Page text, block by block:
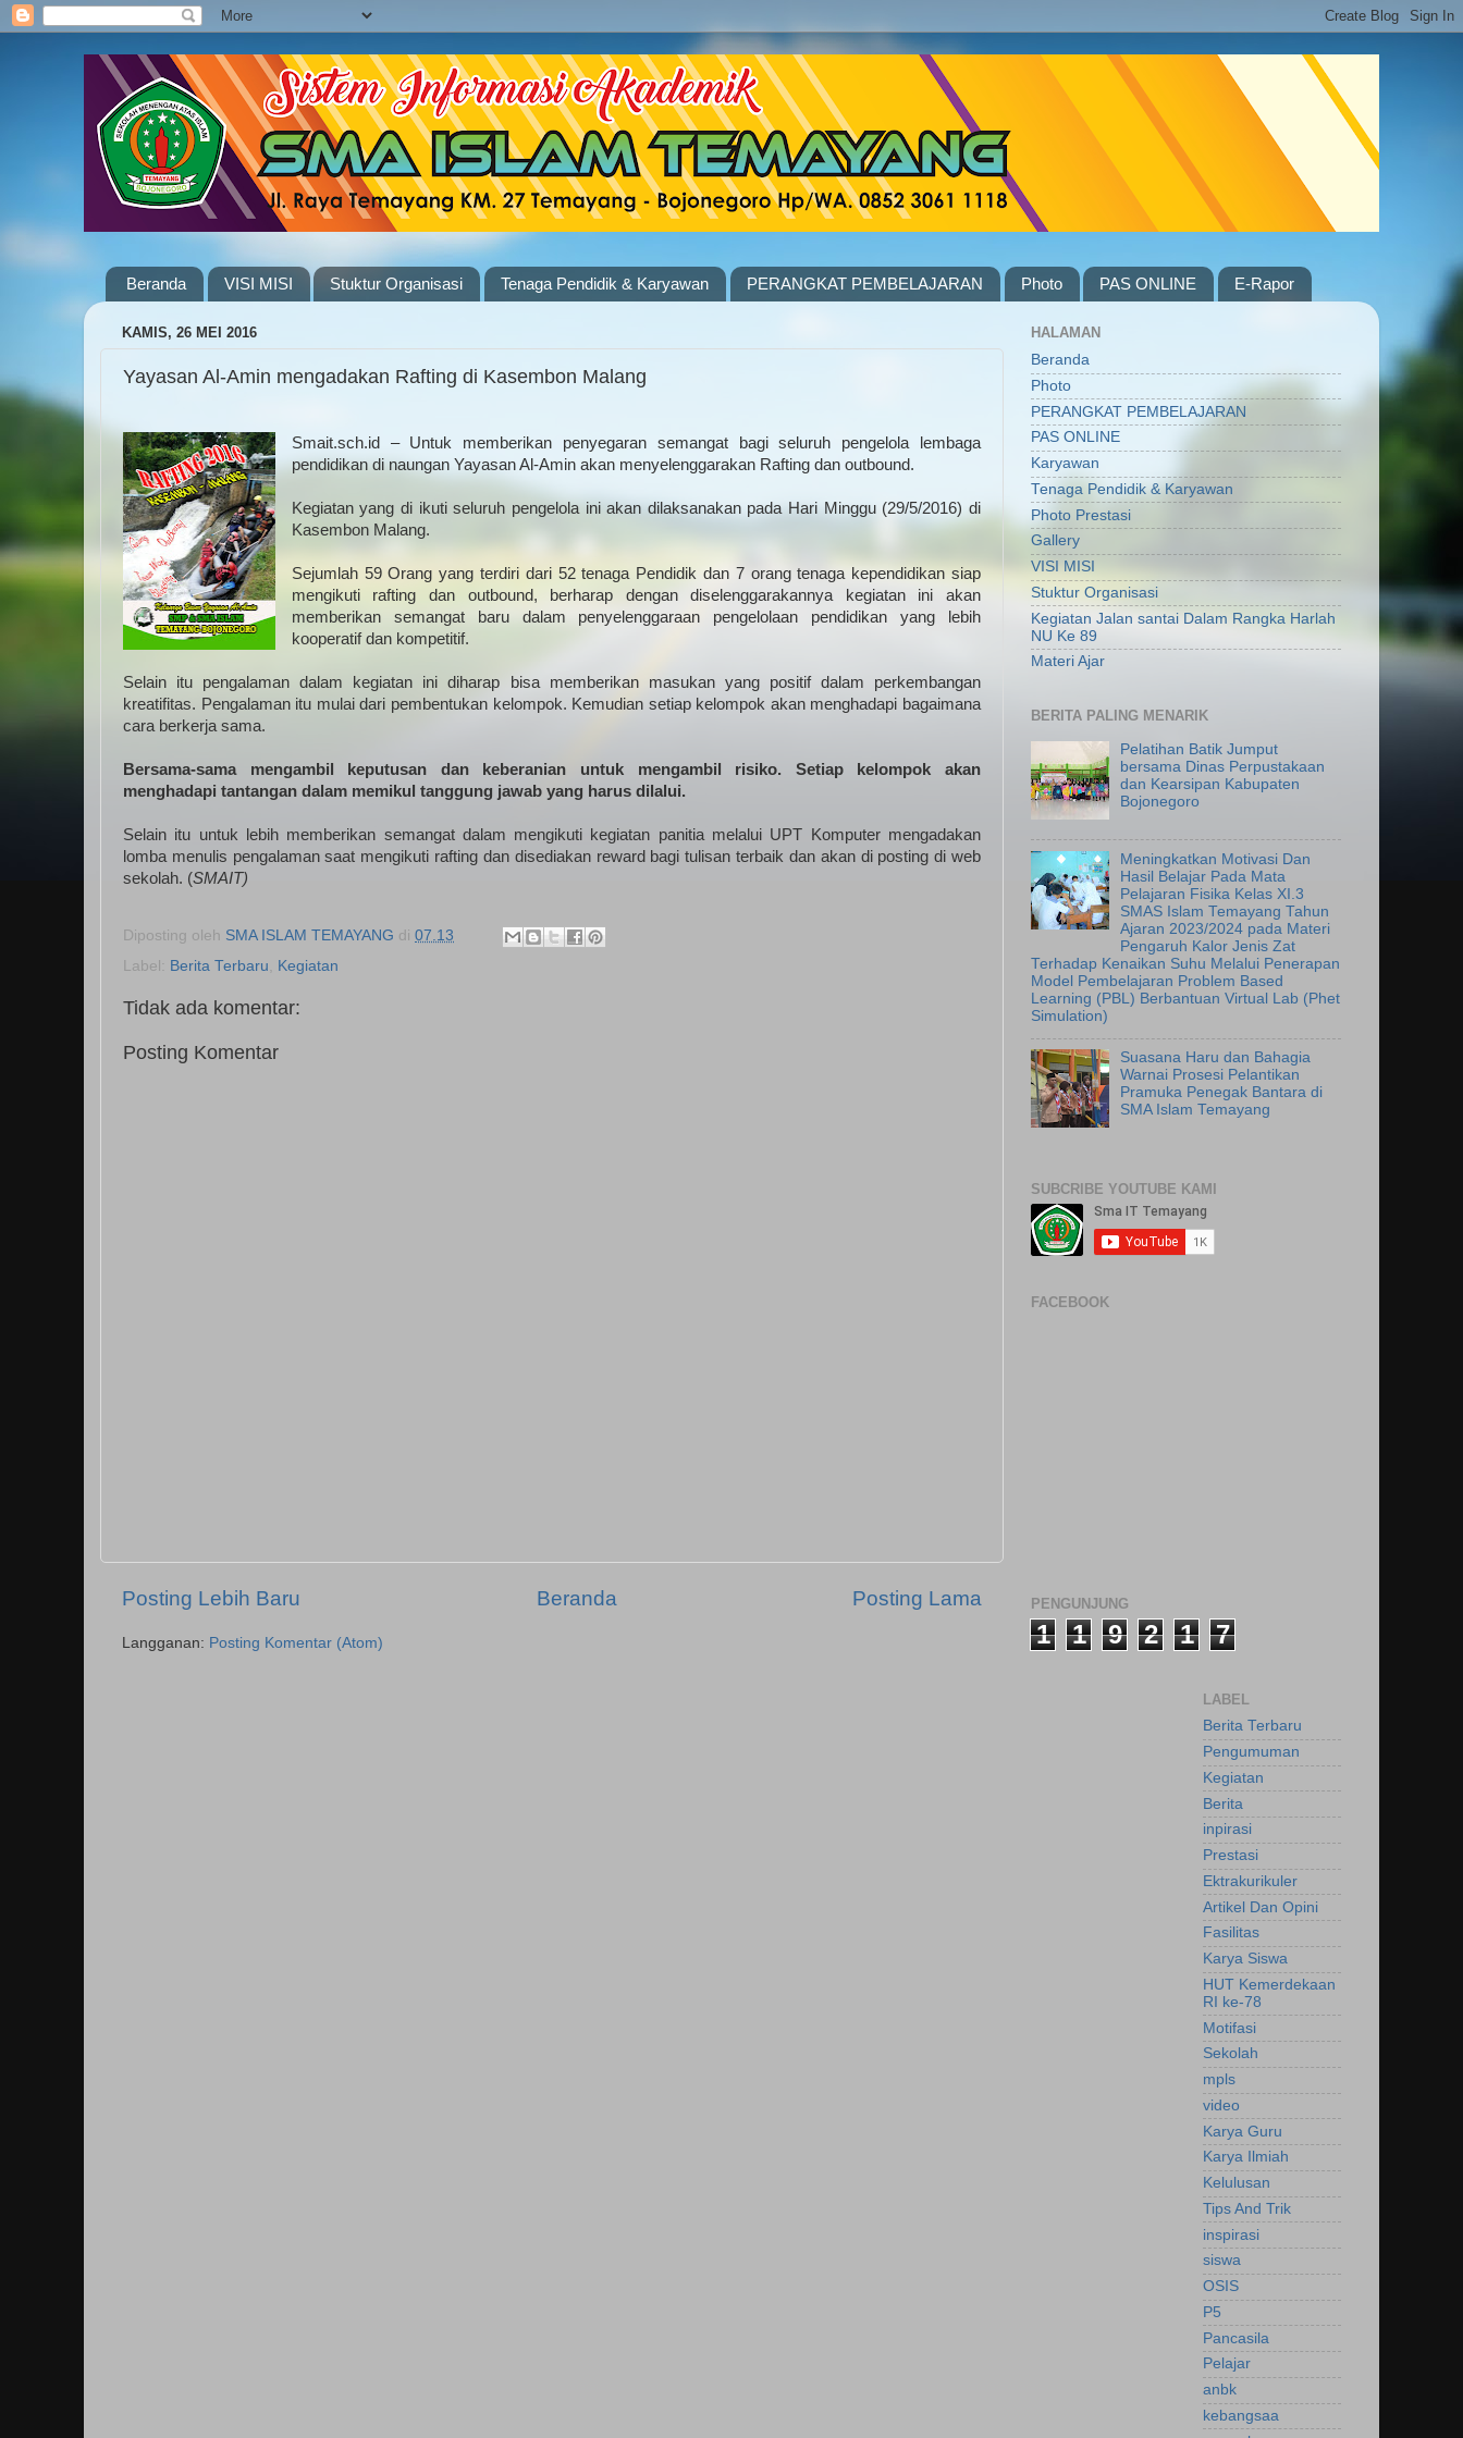
Beranda VISI MISI Stuktur Organisasi Tenaga Pendidik & Karyawan PERANGKAT PEMBELAJARAN Photo PAS ONLINE E-Rapor
KAMIS, 26 MEI 2016
Yayasan Al-Amin mengadakan Rafting di Kasembon Malang
Smait.sch.id – Untuk memberikan penyegaran semangat bagi seluruh pengelola lembaga
pendidikan di naungan Yayasan Al-Amin akan menyelenggarakan Rafting dan outbound.
Kegiatan yang di ikuti seluruh pengelola ini akan dilaksanakan pada Hari Minggu (29/5/2016) di
Kasembon Malang.
Sejumlah 59 Orang yang terdiri dari 52 tenaga Pendidik dan 7 orang tenaga kependidikan siap
mengikuti rafting dan outbound, berharap dengan diselenggarakannya kegiatan ini akan
memberikan semangat baru dalam penyelenggaraan pengelolaan pendidikan yang lebih
kooperatif dan kompetitif.
Selain itu pengalaman dalam kegiatan ini diharap bisa memberikan masukan yang positif dalam perkembangan
kreatifitas. Pengalaman itu mulai dari pembentukan kelompok. Kemudian setiap kelompok akan menghadapi bagaimana
cara berkerja sama.
Bersama-sama mengambil keputusan dan keberanian untuk mengambil risiko. Setiap kelompok akan
menghadapi tantangan dalam memikul tanggung jawab yang harus dilalui.
Selain itu untuk lebih memberikan semangat dalam mengikuti kegiatan panitia melalui UPT Komputer mengadakan
lomba menulis pengalaman saat mengikuti rafting dan disediakan reward bagi tulisan terbaik dan akan di posting di web
sekolah. (SMAIT)
Diposting oleh SMA ISLAM TEMAYANG di 07.13
Label: Berita Terbaru Kegiatan
Tidak ada komentar:
Posting Komentar
Posting Lebih Baru Posting Lama
Beranda
Langganan: Posting Komentar (Atom)
HALAMAN
Beranda
Photo
PERANGKAT PEMBELAJARAN
PAS ONLINE
Karyawan
Tenaga Pendidik & Karyawan
Photo Prestasi
Gallery
VISI MISI
Stuktur Organisasi
Kegiatan Jalan santai Dalam Rangka Harlah
NU Ke 89
Materi Ajar
BERITA PALING MENARIK
Pelatihan Batik Jumput
bersama Dinas Perpustakaan
dan Kearsipan Kabupaten
Bojonegoro
Meningkatkan Motivasi Dan
Hasil Belajar Pada Mata
Pelajaran Fisika Kelas XI.3
SMAS Islam Temayang Tahun
Ajaran 2023/2024 pada Materi
Pengaruh Kalor Jenis Zat
Terhadap Kenaikan Suhu Melalui Penerapan
Model Pembelajaran Problem Based
Learning (PBL) Berbantuan Virtual Lab (Phet
Simulation)
Suasana Haru dan Bahagia
Warnai Prosesi Pelantikan
Pramuka Penegak Bantara di
SMA Islam Temayang
SUBCRIBE YOUTUBE KAMI
FACEBOOK
PENGUNJUNG
1 1 9 2 1 7
LABEL
Berita Terbaru
Pengumuman
Kegiatan
Berita
inpirasi
Prestasi
Ektrakurikuler
Artikel Dan Opini
Fasilitas
Karya Siswa
HUT Kemerdekaan
RI ke-78
Motifasi
Sekolah
mpls
video
Karya Guru
Karya Ilmiah
Kelulusan
Tips And Trik
inspirasi
siswa
OSIS
P5
Pancasila
Pelajar
anbk
kebangsaa